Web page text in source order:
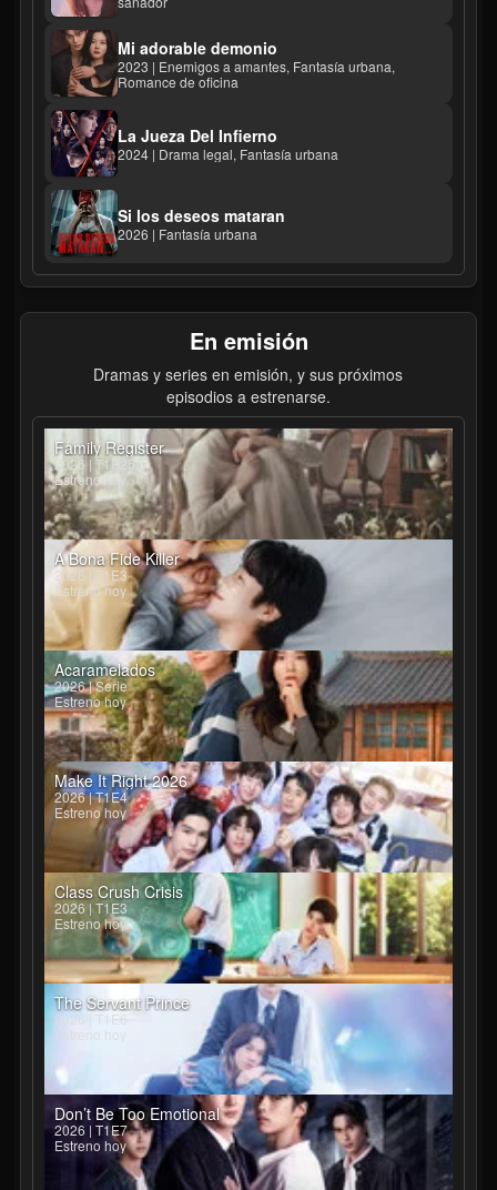
Mi adorable demonio
2023 | Enemigos a amantes, Fantasía urbana,
Romance de oficina
La Jueza Del Infierno
2024 | Drama legal, Fantasía urbana
Si los deseos mataran
2026 | Fantasía urbana
En emisión
Dramas y series en emisión, y sus próximos
episodios a estrenarse.
Family Register
2026 | T1E25
Estreno hoy
A Bona Fide Killer
2026 | T1E3
Estreno hoy
Acaramelados
2026 | Serie
Estreno hoy
Make It Right 2026
2026 | T1E4
Estreno hoy
Class Crush Crisis
2026 | T1E3
Estreno hoy
The Servant Prince
2026 | T1E6
Estreno hoy
Don’t Be Too Emotional
2026 | T1E7
Estreno hoy